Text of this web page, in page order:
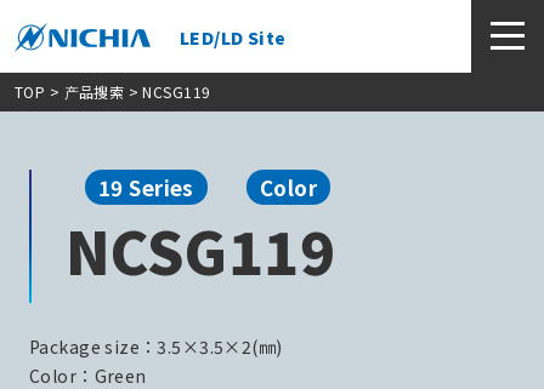
LED/LD Site
TOP > 产品搜索 > NCSG119
19 Series Color
NCSG119
Package size：3.5×3.5×2(㎜)
Color：Green